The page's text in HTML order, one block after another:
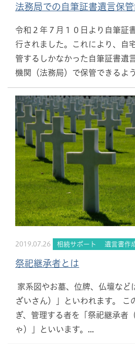
法務局での自筆証書遺言保
令和２年７月１０日より自筆証
行されました。これにより、自
管するしかなかった自筆証書遺
機関（法務局）で保管できるよ
2019.07.26 相続サポート 遺言書作
祭祀継承者とは
家系図やお墓、位牌、仏壇など
ざいさん）」といわれます。 こ
ぎ、管理する者を「祭祀継承者
ゃ）」といいます。...